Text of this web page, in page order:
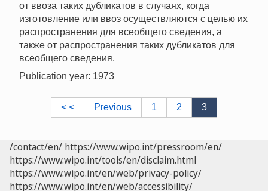
от ввоза таких дубликатов в случаях, когда
изготовление или ввоз осуществляются с целью их
распространения для всеобщего сведения, а
также от распространения таких дубликатов для
всеобщего сведения.
Publication year: 1973
< < Previous 1 2 3
/contact/en/ https://www.wipo.int/pressroom/en/
https://www.wipo.int/tools/en/disclaim.html
https://www.wipo.int/en/web/privacy-policy/
https://www.wipo.int/en/web/accessibility/